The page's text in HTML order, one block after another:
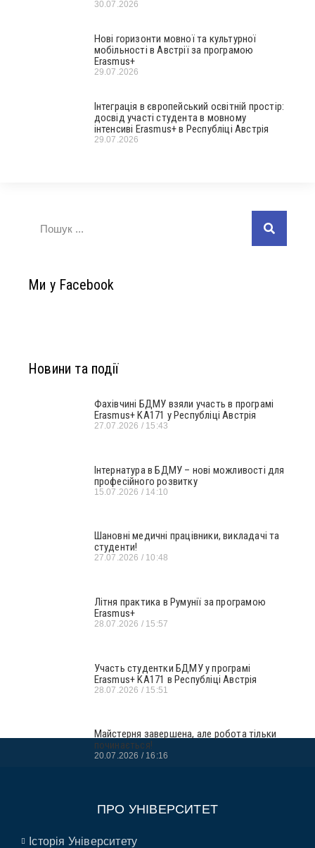
30.07.2026
Нові горизонти мовної та культурної
мобільності в Австрії за програмою
Erasmus+
29.07.2026
Інтеграція в європейський освітній простір:
досвід участі студента в мовному
інтенсиві Erasmus+ в Республіці Австрія
29.07.2026
Ми у Facebook
Новини та події
Фахівчині БДМУ взяли участь в програмі
Erasmus+ KA171 у Республіці Австрія
27.07.2026 15:43
Інтернатура в БДМУ – нові можливості для
професійного розвитку
15.07.2026 14:10
Шановні медичні працівники, викладачі та
студенти!
27.07.2026 10:48
Літня практика в Румунії за програмою
Erasmus+
28.07.2026 15:57
Участь студентки БДМУ у програмі
Erasmus+ KA171 в Республіці Австрія
28.07.2026 15:51
Майстерня завершена, але робота тільки
починається!
20.07.2026 16:16
ПРО УНІВЕРСИТЕТ
Історія Університету